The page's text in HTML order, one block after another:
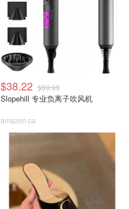
$38.22 $69.99
Slopehill 专业负离子吹风机
amazon.ca